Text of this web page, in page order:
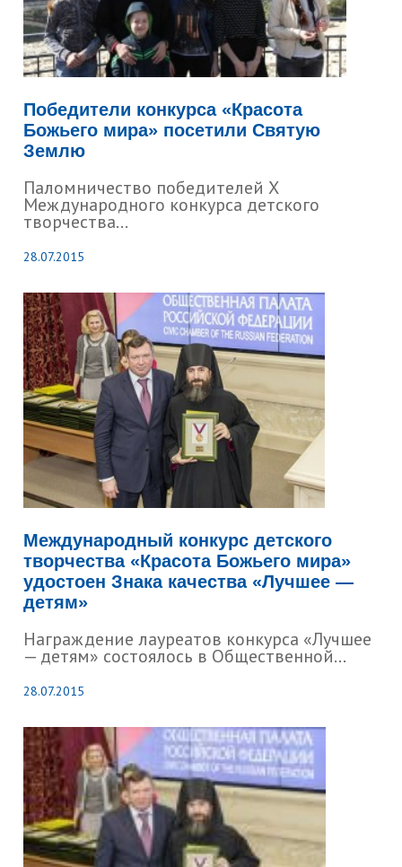
Победители конкурса «Красота
Божьего мира» посетили Святую
Землю
Паломничество победителей Х
Международного конкурса детского
творчества...
28.07.2015
Международный конкурс детского
творчества «Красота Божьего мира»
удостоен Знака качества «Лучшее —
детям»
Награждение лауреатов конкурса «Лучшее
— детям» состоялось в Общественной...
28.07.2015